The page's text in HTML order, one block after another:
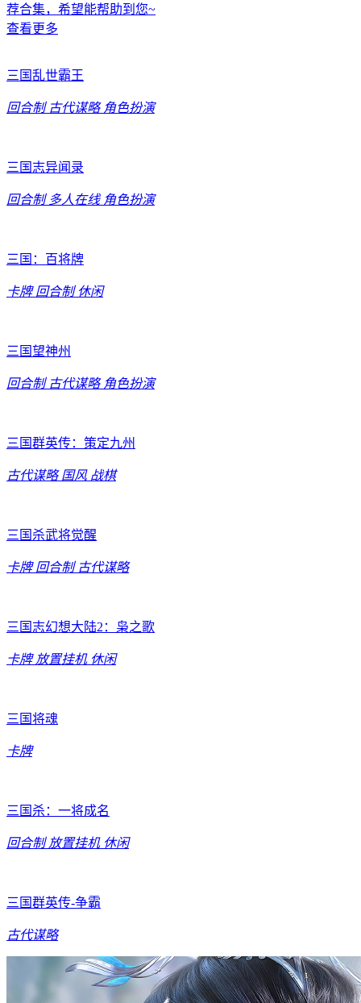
荐合集，希望能帮助到您~
查看更多
三国乱世霸王
回合制 古代谋略 角色扮演
三国志异闻录
回合制 多人在线 角色扮演
三国：百将牌
卡牌 回合制 休闲
三国望神州
回合制 古代谋略 角色扮演
三国群英传：策定九州
古代谋略 国风 战棋
三国杀武将觉醒
卡牌 回合制 古代谋略
三国志幻想大陆2：枭之歌
卡牌 放置挂机 休闲
三国将魂
卡牌
三国杀：一将成名
回合制 放置挂机 休闲
三国群英传-争霸
古代谋略